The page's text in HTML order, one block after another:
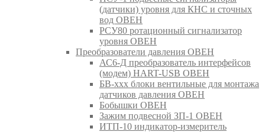
(датчики) уровня для КНС и сточных
вод ОВЕН
РСУ80 ротационный сигнализатор
уровня ОВЕН
Преобразователи давления ОВЕН
АС6-Д преобразователь интерфейсов
(модем) HART-USB ОВЕН
БВ-ххх блоки вентильные для монтажа
датчиков давления ОВЕН
Бобышки ОВЕН
Зажим подвесной ЗП-1 ОВЕН
ИТП-10 индикатор-измеритель